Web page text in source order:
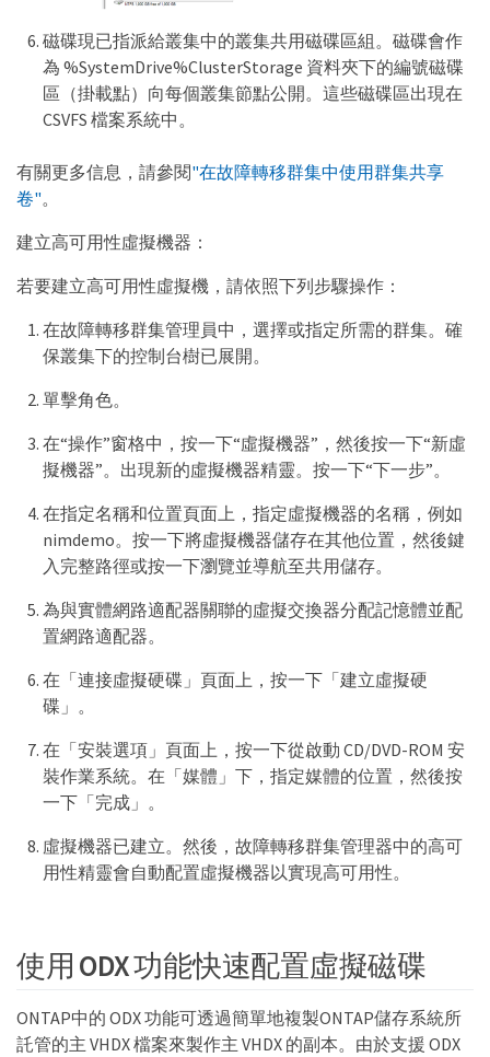
磁碟現已指派給叢集中的叢集共用磁碟區組。磁碟會作
為 %SystemDrive%ClusterStorage 資料夾下的編號磁碟
區（掛載點）向每個叢集節點公開。這些磁碟區出現在
CSVFS 檔案系統中。
有關更多信息，請參閱"在故障轉移群集中使用群集共享
卷"。
建立高可用性虛擬機器：
若要建立高可用性虛擬機，請依照下列步驟操作：
在故障轉移群集管理員中，選擇或指定所需的群集。確
保叢集下的控制台樹已展開。
單擊角色。
在“操作”窗格中，按一下“虛擬機器”，然後按一下“新虛
擬機器”。出現新的虛擬機器精靈。按一下“下一步”。
在指定名稱和位置頁面上，指定虛擬機器的名稱，例如
nimdemo。按一下將虛擬機器儲存在其他位置，然後鍵
入完整路徑或按一下瀏覽並導航至共用儲存。
為與實體網路適配器關聯的虛擬交換器分配記憶體並配
置網路適配器。
在「連接虛擬硬碟」頁面上，按一下「建立虛擬硬
碟」。
在「安裝選項」頁面上，按一下從啟動 CD/DVD-ROM 安
裝作業系統。在「媒體」下，指定媒體的位置，然後按
一下「完成」。
虛擬機器已建立。然後，故障轉移群集管理器中的高可
用性精靈會自動配置虛擬機器以實現高可用性。
使用 ODX 功能快速配置虛擬磁碟
ONTAP中的 ODX 功能可透過簡單地複製ONTAP儲存系統所
託管的主 VHDX 檔案來製作主 VHDX 的副本。由於支援 ODX